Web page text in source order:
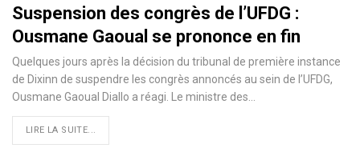
Suspension des congrès de l’UFDG :
Ousmane Gaoual se prononce en fin
Quelques jours après la décision du tribunal de première instance
de Dixinn de suspendre les congrès annoncés au sein de l’UFDG,
Ousmane Gaoual Diallo a réagi. Le ministre des…
LIRE LA SUITE...